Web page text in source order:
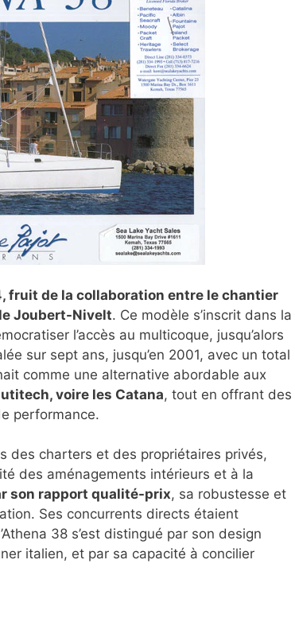
fruit de la collaboration entre le chantier
Joubert-Nivelt. Ce modèle s’inscrit dans la
l’accès au multicoque, jusqu’alors
sur sept ans, jusqu’en 2001, avec un total
comme une alternative abordable aux
voire les Catana, tout en offrant des
performance.
des charters et des propriétaires privés,
des aménagements intérieurs et à la
son rapport qualité-prix, sa robustesse et
Ses concurrents directs étaient
38 s’est distingué par son design
italien, et par sa capacité à concilier